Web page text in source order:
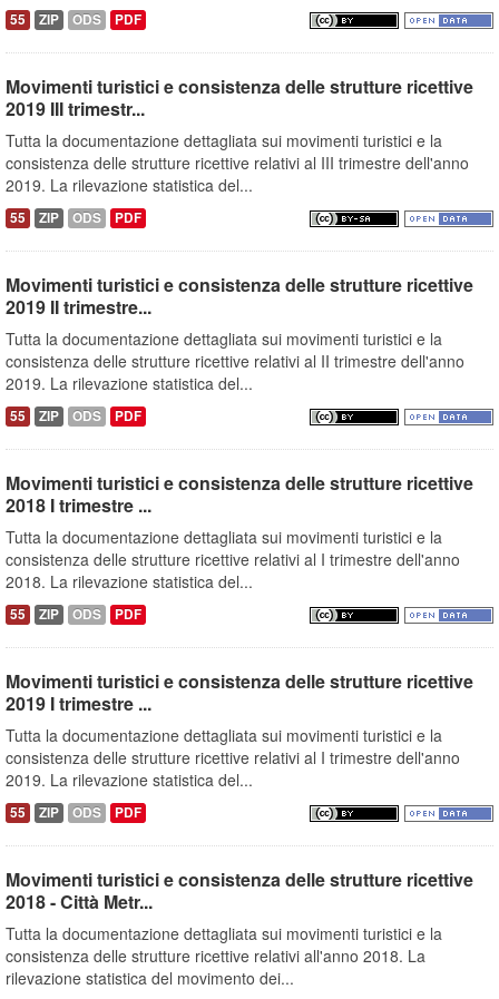
55 ZIP ODS PDF
Movimenti turistici e consistenza delle strutture ricettive
2019 III trimestr...
Tutta la documentazione dettagliata sui movimenti turistici e la
consistenza delle strutture ricettive relativi al III trimestre dell'anno
2019. La rilevazione statistica del...
55 ZIP ODS PDF
Movimenti turistici e consistenza delle strutture ricettive
2019 II trimestre...
Tutta la documentazione dettagliata sui movimenti turistici e la
consistenza delle strutture ricettive relativi al II trimestre dell'anno
2019. La rilevazione statistica del...
55 ZIP ODS PDF
Movimenti turistici e consistenza delle strutture ricettive
2018 I trimestre ...
Tutta la documentazione dettagliata sui movimenti turistici e la
consistenza delle strutture ricettive relativi al I trimestre dell'anno
2018. La rilevazione statistica del...
55 ZIP ODS PDF
Movimenti turistici e consistenza delle strutture ricettive
2019 I trimestre ...
Tutta la documentazione dettagliata sui movimenti turistici e la
consistenza delle strutture ricettive relativi al I trimestre dell'anno
2019. La rilevazione statistica del...
55 ZIP ODS PDF
Movimenti turistici e consistenza delle strutture ricettive
2018 - Città Metr...
Tutta la documentazione dettagliata sui movimenti turistici e la
consistenza delle strutture ricettive relativi all'anno 2018. La
rilevazione statistica del movimento dei...